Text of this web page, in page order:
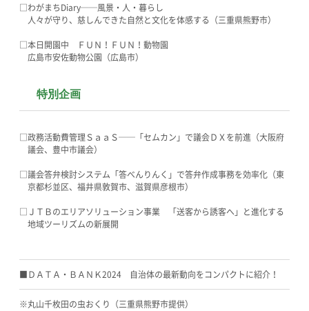
□わがまちDiary──風景・人・暮らし
人々が守り、慈しんできた自然と文化を体感する（三重県熊野市）
□本日開園中 ＦＵＮ！ＦＵＮ！動物園
広島市安佐動物公園（広島市）
特別企画
□政務活動費管理ＳａａＳ──「セムカン」で議会ＤＸを前進（大阪府
議会、豊中市議会）
□議会答弁検討システム「答べんりんく」で答弁作成事務を効率化（東
京都杉並区、福井県敦賀市、滋賀県彦根市）
□ＪＴＢのエリアソリューション事業 「送客から誘客へ」と進化する
地域ツーリズムの新展開
■ＤＡＴＡ・ＢＡＮＫ2024 自治体の最新動向をコンパクトに紹介！
※丸山千枚田の虫おくり（三重県熊野市提供）